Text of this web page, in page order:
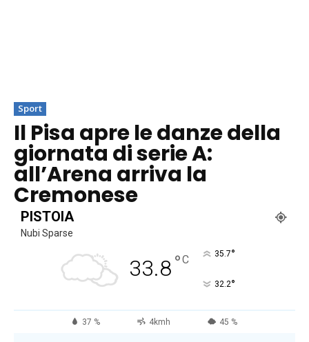
Sport
Il Pisa apre le danze della
giornata di serie A:
all’Arena arriva la
Cremonese
PISTOIA
Nubi Sparse
33.8°C 35.7°
32.2°
37 % 4kmh 45 %